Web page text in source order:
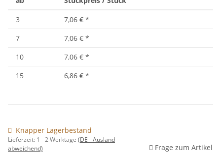
3 7,06 € *
7
7,06 € *
10
7,06 € *
15
6,86 € *
Knapper Lagerbestand
Lieferzeit: 1 - 2 Werktage (DE - Ausland
abweichend)
Frage zum Artikel